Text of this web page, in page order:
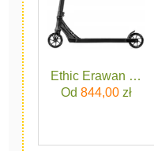
Ethic Erawan
Od 844,00zł